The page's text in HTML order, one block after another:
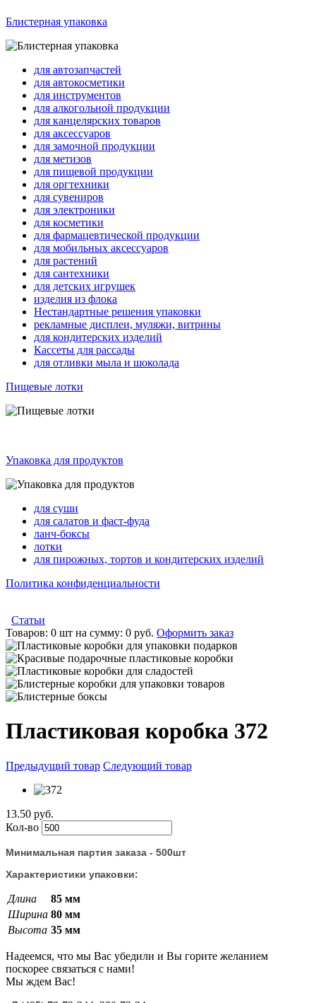
Блистерная упаковка
для автозапчастей
для автокосметики
для инструментов
для алкогольной продукции
для канцелярских товаров
для аксессуаров
для замочной продукции
для метизов
для пищевой продукции
для оргтехники
для сувениров
для электроники
для косметики
для фармацевтической продукции
для мобильных аксессуаров
для растений
для сантехники
для детских игрушек
изделия из флока
Нестандартные решения упаковки
рекламные дисплеи, муляжи, витрины
для кондитерских изделий
Кассеты для рассады
для отливки мыла и шоколада
Пищевые лотки
Упаковка для продуктов
для суши
для салатов и фаст-фуда
ланч-боксы
лотки
для пирожных, тортов и кондитерских изделий
Политика конфиденциальности
Статьи
Товаров: 0 шт на сумму: 0 руб. Оформить заказ
Пластиковая коробка 372
Предыдущий товар Следующий товар
13.50 руб.
Кол-во
Минимальная партия заказа - 500шт
Характеристики упаковки:
Длина
85 мм
Ширина 80 мм
Высота 35 мм
Надеемся, что мы Вас убедили и Вы горите желанием
поскорее связаться с нами!
Мы ждем Вас!